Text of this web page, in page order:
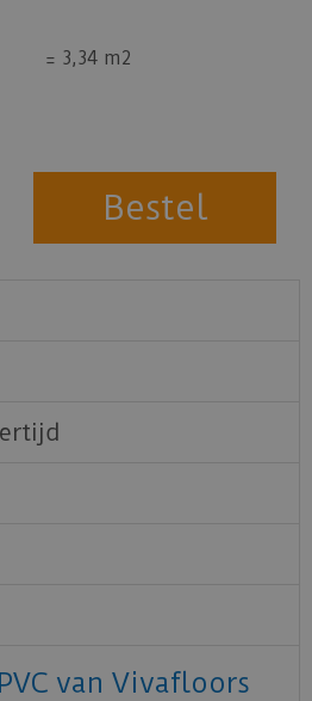
= 3,34 m2
van Vivafloors